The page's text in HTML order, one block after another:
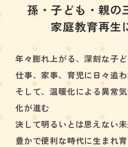
孫・子ども・親の
家庭教育再生
年々膨れ上がる、深刻な子
仕事、家事、育児に日々追
そして、温暖化による異常
化が進む
決して明るいとは思えない
豊かで便利な時代に生まれ